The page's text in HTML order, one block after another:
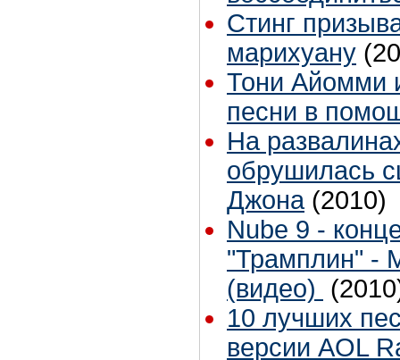
Стинг
марихуану
Тони Айомми
песни в
На
обрушилась
Джона (2010)
Nube 9 -
"Трамплин" -
(видео)
10 лучших
версии AOL